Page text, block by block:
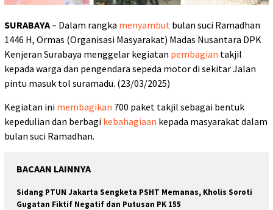
SURABAYA– Dalam rangka menyambut bulan suci Ramadhan
1446 H, Ormas (Organisasi Masyarakat) Madas Nusantara DPK
Kenjeran Surabaya menggelar kegiatan pembagian takjil
kepada warga dan pengendara sepeda motor di sekitar Jalan
pintu masuk tol suramadu. (23/03/2025)
Kegiatan ini membagikan 700 paket takjil sebagai bentuk
kepedulian dan berbagi kebahagiaan kepada masyarakat dalam
bulan suci Ramadhan.
BACAAN LAINNYA
Sidang PTUN Jakarta Sengketa PSHT Memanas, Kholis Soroti
Gugatan Fiktif Negatif dan Putusan PK 155